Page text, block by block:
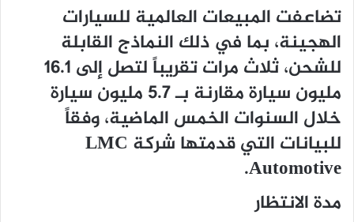
تضاعفت المبيعات العالمية للسيارات
الهجينة، بما في ذلك النماذج القابلة
للشحن، ثلاث مرات تقريباً لتصل إلى 16.1
مليون سيارة مقارنة بـ 5.7 مليون سيارة
خلال السنوات الخمس الماضية، وفقاً
للبيانات التي قدمتها شركة LMC
Automotive.
مدة الانتظار